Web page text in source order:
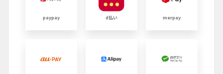
paypay d払い merpay